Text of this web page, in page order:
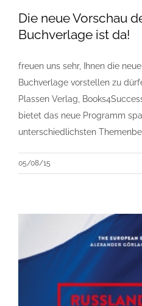
Die neue Vorschau
Buchverlage ist da!
freuen uns sehr, Ihnen die
Buchverlage vorstellen zu
Plassen Verlag,
bietet das neue Programm
unterschiedlichsten
05/08/15